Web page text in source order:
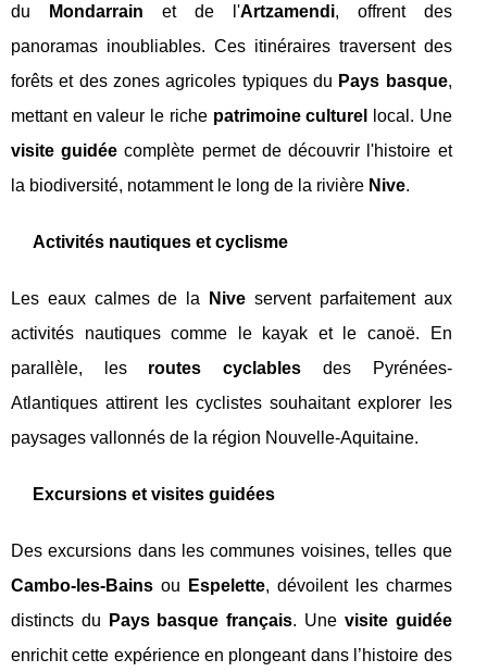
du
Mondarrain et de l'Artzamendi, offrent des
panoramas inoubliables. Ces itinéraires traversent des
forêts et des zones agricoles typiques du Pays basque,
mettant en valeur le riche patrimoine culturel
local. Une
visite guidée complète permet de découvrir l'histoire et
la biodiversité, notamment le long de la rivière Nive.
Activités nautiques et cyclisme
Les eaux calmes de la Nive servent parfaitement aux
activités nautiques comme le kayak et le canoë. En
parallèle, les routes cyclables des Pyrénées-
Atlantiques attirent les cyclistes souhaitant explorer les
paysages vallonnés de la région Nouvelle-Aquitaine.
Excursions et visites guidées
Des excursions dans les communes voisines, telles que
Cambo-les-Bains ou Espelette, dévoilent les charmes
distincts du
Pays basque français. Une visite guidée
enrichit cette expérience en plongeant dans l’histoire des